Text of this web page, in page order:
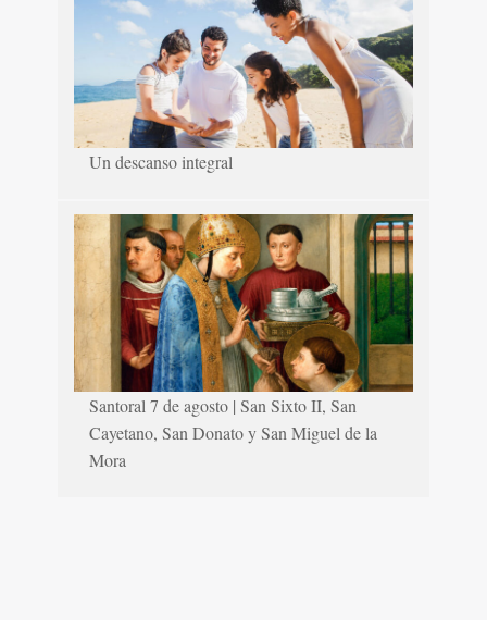
Un descanso integral
Santoral 7 de agosto | San Sixto II, San
Cayetano, San Donato y San Miguel de la
Mora